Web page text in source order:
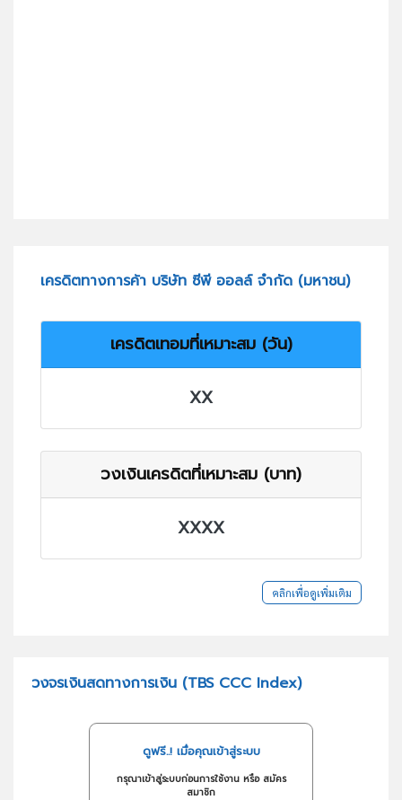
เครดิตทางการค้า บริษัท ซีพี ออลล์ จำกัด (มหาชน)
เครดิตเทอมที่เหมาะสม (วัน)
XX
วงเงินเครดิตที่เหมาะสม (บาท)
XXXX
คลิกเพื่อดูเพิ่มเติม
วงจรเงินสดทางการเงิน (TBS CCC Index)
ดูฟรี..! เมื่อคุณเข้าสู่ระบบ
กรุณาเข้าสู่ระบบก่อนการใช้งาน หรือ สมัคร
สมาชิก